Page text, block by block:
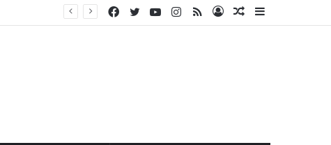
Kenar
Rastgele
Kayıt
RSS
Instagram
YouTube
Twitter
Facebook